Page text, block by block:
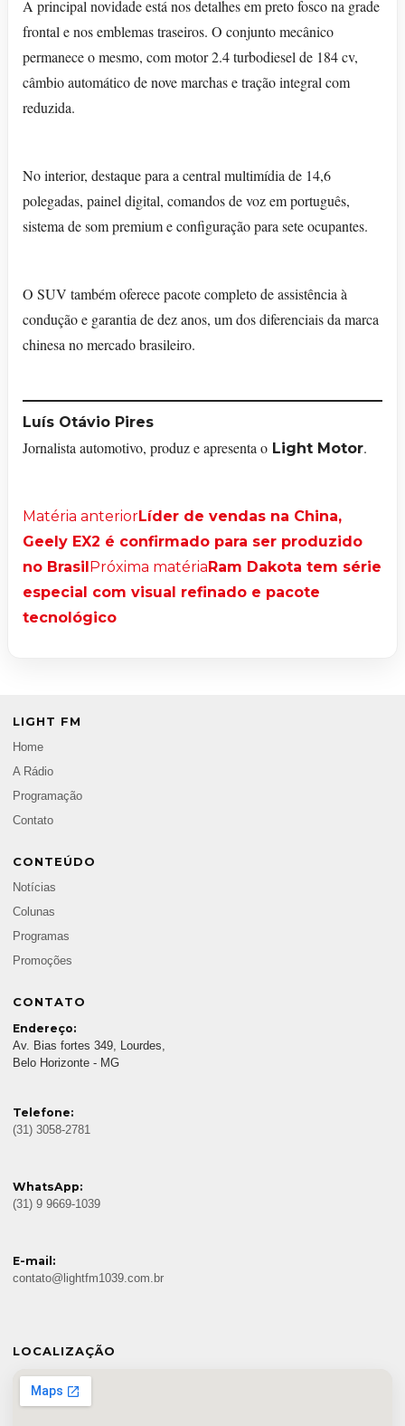
A principal novidade está nos detalhes em preto fosco na grade
frontal e nos emblemas traseiros. O conjunto mecânico
permanece o mesmo, com motor 2.4 turbodiesel de 184 cv,
câmbio automático de nove marchas e tração integral com
reduzida.
No interior, destaque para a central multimídia de 14,6
polegadas, painel digital, comandos de voz em português,
sistema de som premium e configuração para sete ocupantes.
O SUV também oferece pacote completo de assistência à
condução e garantia de dez anos, um dos diferenciais da marca
chinesa no mercado brasileiro.
Luís Otávio Pires
Jornalista automotivo, produz e apresenta o Light Motor.
Matéria anteriorLíder de vendas na China,
Geely EX2 é confirmado para ser produzido
no Brasil Próxima matéria Ram Dakota tem série
especial com visual refinado e pacote
tecnológico
LIGHT FM
Home
A Rádio
Programação
Contato
CONTEÚDO
Notícias
Colunas
Programas
Promoções
CONTATO
Endereço:
Av. Bias fortes 349, Lourdes,
Belo Horizonte - MG
Telefone:
(31) 3058-2781
WhatsApp:
(31) 9 9669-1039
E-mail:
contato@lightfm1039.com.br
LOCALIZAÇÃO